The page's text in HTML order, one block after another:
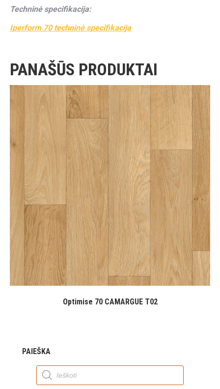
Techninė specifikacija:
Iperform 70 techninė specifikacija
PANAŠŪS PRODUKTAI
Optimise 70 CAMARGUE T02
PAIEŠKA
Products
search